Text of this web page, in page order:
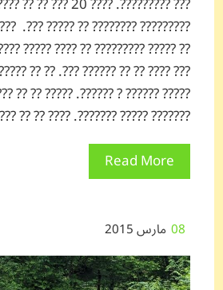
????? ???. ????? ???? ???. ??????
?? ???? ????? ?????????. ???? ?? ??
???. ?? ?? ?????? ???????? ??? ??
??????. ????? ?? ?? ????? ??? ?? ???
????? ???????. ???? ?? ?? ??? ????…
Read More
08 مارس 2015